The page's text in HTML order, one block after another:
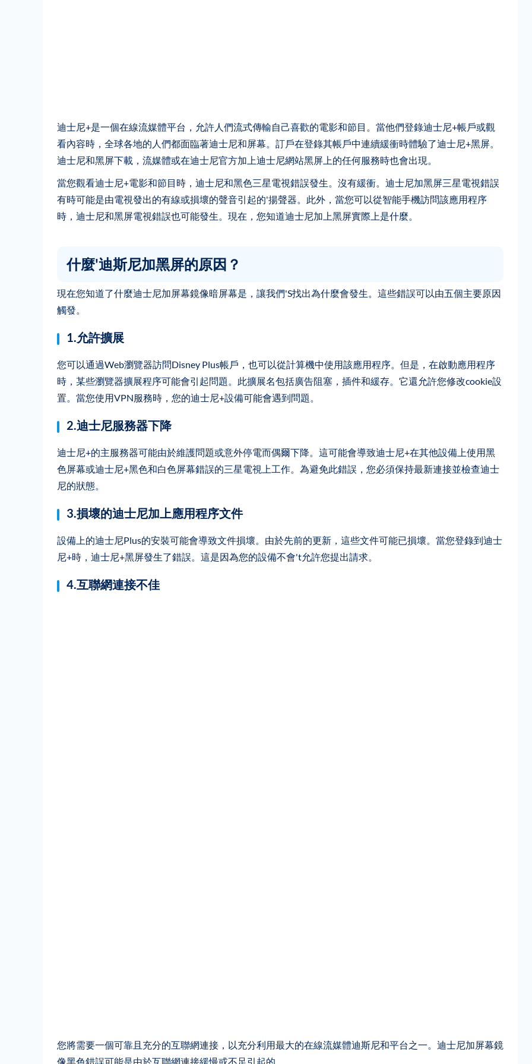
迪士尼+是一個在線流媒體平台，允許人們流式傳輸自己喜歡的電影和節目。當他們登錄迪士尼+帳戶或觀
看內容時，全球各地的人們都面臨著迪士尼和屏幕。訂戶在登錄其帳戶中連續緩衝時體驗了迪士尼+黑屏。
迪士尼和黑屏下載，流媒體或在迪士尼官方加上迪士尼網站黑屏上的任何服務時也會出現。
當您觀看迪士尼+電影和節目時，迪士尼和黑色三星電視錯誤發生。沒有緩衝。迪士尼加黑屏三星電視錯誤
有時可能是由電視發出的有線或損壞的聲音引起的'揚聲器。此外，當您可以從智能手機訪問該應用程序
時，迪士尼和黑屏電視錯誤也可能發生。現在，您知道迪士尼加上黑屏實際上是什麼。
什麼'迪斯尼加黑屏的原因？
現在您知道了什麼迪士尼加屏幕鏡像暗屏幕是，讓我們'S找出為什麼會發生。這些錯誤可以由五個主要原因
觸發。
1.允許擴展
您可以通過Web瀏覽器訪問Disney Plus帳戶，也可以從計算機中使用該應用程序。但是，在啟動應用程序
時，某些瀏覽器擴展程序可能會引起問題。此擴展名包括廣告阻塞，插件和緩存。它還允許您修改cookie設
置。當您使用VPN服務時，您的迪士尼+設備可能會遇到問題。
2.迪士尼服務器下降
迪士尼+的主服務器可能由於維護問題或意外停電而偶爾下降。這可能會導致迪士尼+在其他設備上使用黑
色屏幕或迪士尼+黑色和白色屏幕錯誤的三星電視上工作。為避免此錯誤，您必須保持最新連接並檢查迪士
尼的狀態。
3.損壞的迪士尼加上應用程序文件
設備上的迪士尼Plus的安裝可能會導致文件損壞。由於先前的更新，這些文件可能已損壞。當您登錄到迪士
尼+時，迪士尼+黑屏發生了錯誤。這是因為您的設備不會't允許您提出請求。
4.互聯網連接不佳
您將需要一個可靠且充分的互聯網連接，以充分利用最大的在線流媒體迪斯尼和平台之一。迪士尼加屏幕鏡
像黑色錯誤可能是由於互聯網連接緩慢或不足引起的。